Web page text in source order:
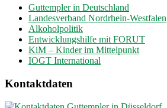
Guttempler in Deutschland
Landesverband Nordrhein-Westfalen
Alkoholpolitik
Entwicklungshilfe mit FORUT
KiM – Kinder im Mittelpunkt
IOGT International
Kontaktdaten